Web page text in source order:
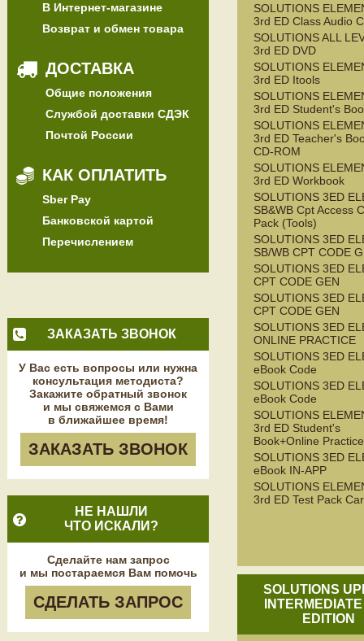
В Интернет-магазине
Возврат и обмен товара
ДОСТАВКА
Общие положения
Службой доставки СДЭК
Почтой России
КАК ОПЛАТИТЬ
Sber Pay
Банковской картой
Перечислением
ЗАКАЗАТЬ ЗВОНОК
У Вас есть вопросы или нужна
консультация методиста?
Закажите обратный звонок
и мы свяжемся с Вами
в ближайшее время!
ЗАКАЗАТЬ ЗВОНОК
НЕ НАШЛИ
ЧТО ИСКАЛИ?
Сделайте нам запрос
и мы постараемся Вам помочь
СДЕЛАТЬ ЗАПРОС
SOLUTIONS
3rd ED Class Audio
SOLUTIONS ALL
3rd ED DVD
SOLUTIONS
3rd ED Itools
SOLUTIONS
3rd ED Student's
SOLUTIONS
3rd ED Teacher's
CD-ROM
SOLUTIONS
3rd ED Workbook
SOLUTIONS 3ED
SB&WB Cpt Access
Pack (Tools)
SOLUTIONS 3ED
SB/WB CPT CODE
SOLUTIONS 3ED
CPT CODE GEN
SOLUTIONS 3ED
CPT CODE GEN
SOLUTIONS 3ED
ONLINE PRACTICE
SOLUTIONS 3ED
eBook Code
SOLUTIONS 3ED
eBook Code
SOLUTIONS
3rd ED Student's
Book+Online Practice
SOLUTIONS 3ED
eBook IN-APP
SOLUTIONS
3rd ED Test Pack
SOLUTIONS
EDITION